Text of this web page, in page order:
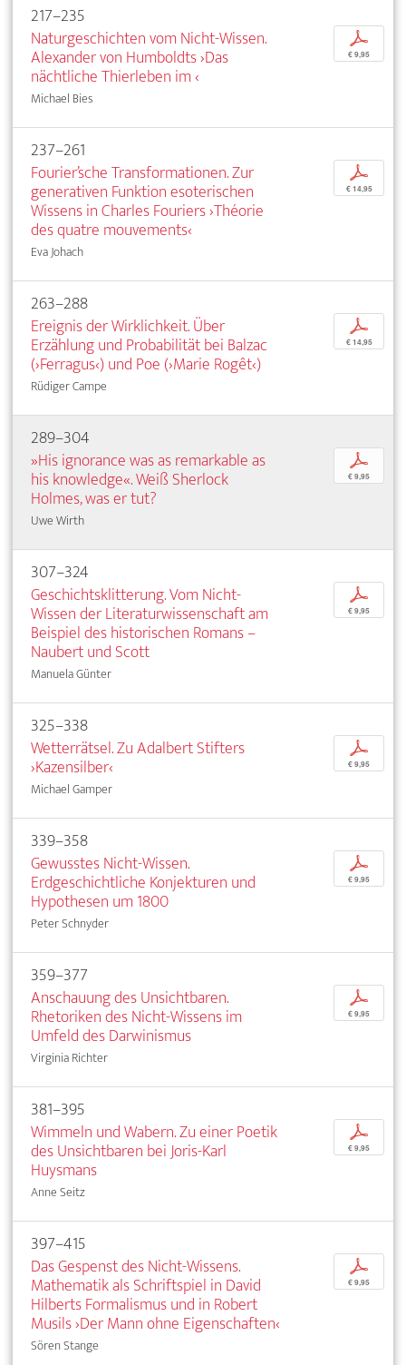
217–235
Naturgeschichten vom Nicht-Wissen.
Alexander von Humboldts ›Das
nächtliche Thierleben im ‹
Michael Bies
p
€ 9,95
237–261
Fourier’sche Transformationen. Zur
generativen Funktion esoterischen
Wissens in Charles Fouriers ›Théorie
des quatre mouvements‹
Eva Johach
p
€ 14,95
263–288
Ereignis der Wirklichkeit. Über
Erzählung und Probabilität bei Balzac
(›Ferragus‹) und Poe (›Marie Rogêt‹)
Rüdiger Campe
p
€ 14,95
289–304
»His ignorance was as remarkable as
his knowledge«. Weiß Sherlock
Holmes, was er tut?
Uwe Wirth
p
€ 9,95
307–324
Geschichtsklitterung. Vom Nicht-
Wissen der Literaturwissenschaft am
Beispiel des historischen Romans –
Naubert und Scott
Manuela Günter
p
€ 9,95
325–338
Wetterrätsel. Zu Adalbert Stifters
›Kazensilber‹
Michael Gamper
p
€ 9,95
339–358
Gewusstes Nicht-Wissen.
Erdgeschichtliche Konjekturen und
Hypothesen um 1800
Peter Schnyder
p
€ 9,95
359–377
Anschauung des Unsichtbaren.
Rhetoriken des Nicht-Wissens im
Umfeld des Darwinismus
Virginia Richter
p
€ 9,95
381–395
Wimmeln und Wabern. Zu einer Poetik
des Unsichtbaren bei Joris-Karl
Huysmans
Anne Seitz
p
€ 9,95
397–415
Das Gespenst des Nicht-Wissens.
Mathematik als Schriftspiel in David
Hilberts Formalismus und in Robert
Musils ›Der Mann ohne Eigenschaften‹
Sören Stange
p
€ 9,95